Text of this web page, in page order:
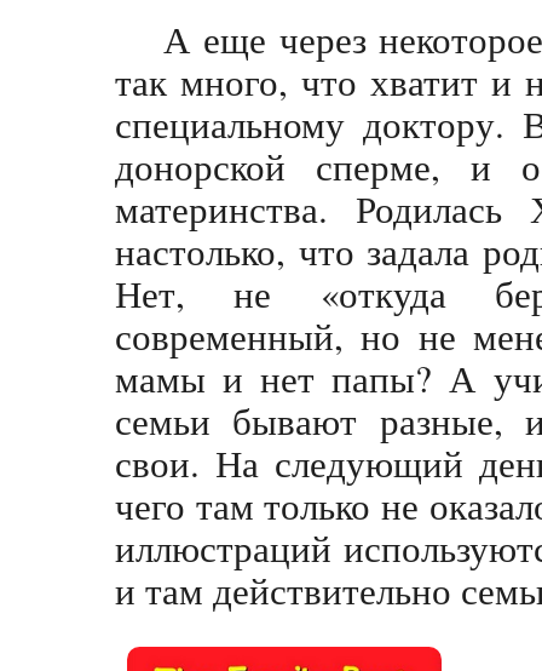
А еще через
так много, что хватит
специальному
донорской сперме, и
материнства.
настолько, что задала
Нет, не «откуда
современный, но не
мамы и нет папы? А
семьи бывают разные,
свои. На следующий
чего там только не
иллюстраций
и там действительно